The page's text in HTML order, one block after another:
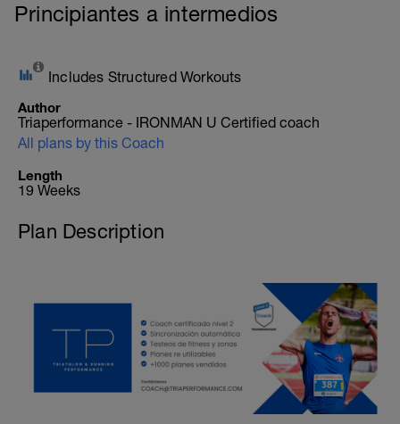
Principiantes a intermedios
Includes Structured Workouts
Author
Triaperformance - IRONMAN U Certified coach
All plans by this Coach
Length
19 Weeks
Plan Description